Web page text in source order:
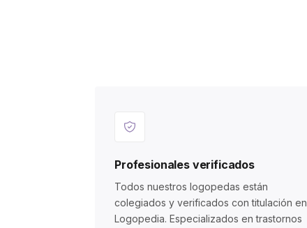
Profesionales verificados
Todos nuestros logopedas están
colegiados y verificados con titulación en
Logopedia. Especializados en trastornos